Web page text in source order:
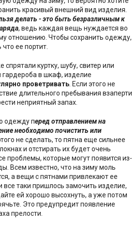
красивый внешний вид изделия.
делать - это быть безразличным к
, ведь каждая вещь нуждается во
отношению. Чтобы сохранить одежду,
ее портит.
куртку, шубу, свитер или
гардероба в шкаф, изделие
проветривать. Если этого не
длительного пребывания взаперти
неприятный запах.
одежду перед отправлением на
необходимо почистить или
не сделать, то пятна еще сильнее
и отстирать их будет очень
проблемы, которые могут появится из-
Всем известно, что на зиму моль
а вещи с пятнами привлекают ее
таки пришлось замочить изделие,
ей хорошо высохнуть, а уже потом
Это предупредит появление
прелости.